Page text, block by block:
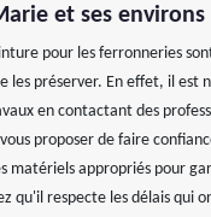
et ses environs
pour les ferronneries
les préserver. En effet, il est
en contactant des
proposer de faire
matériels appropriés pour
qu'il respecte les délais qui